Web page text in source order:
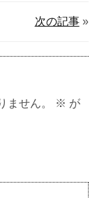
次の記事»
ません。 ※ が